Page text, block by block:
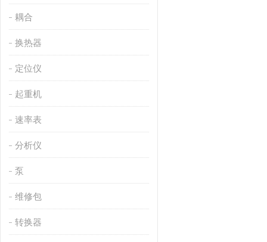
耦合
换热器
定位仪
起重机
速率表
分析仪
泵
维修包
转换器